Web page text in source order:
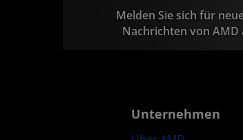
Melden Sie sich für
Nachrichten von AMD
Unternehmen